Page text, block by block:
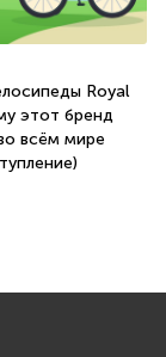
Royal
этот бренд
всём мире